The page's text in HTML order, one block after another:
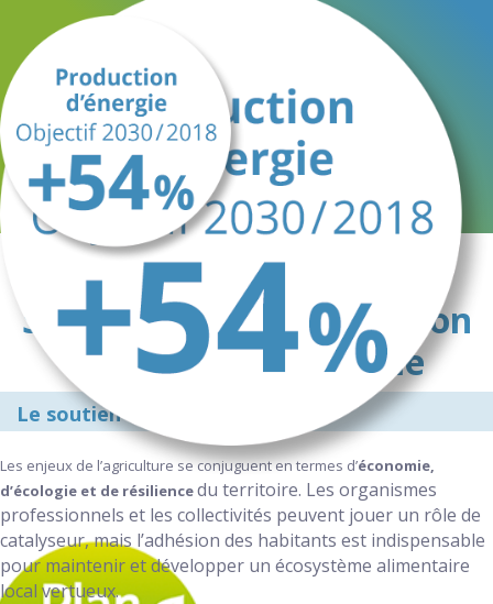
Soutenir une alimentation
locale et responsable
Le soutien des circuits courts
Les enjeux de l’agriculture se conjuguent en termes d’économie,
d’écologie et de résiliencedu territoire. Les organismes
professionnels et les collectivités peuvent jouer un rôle de
catalyseur, mais l’adhésion des habitants est indispensable
pour maintenir et développer un écosystème alimentaire
local vertueux.